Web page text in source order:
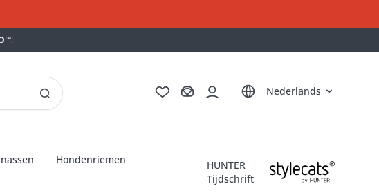
!
Deutsch
English
Français
ItalianoNederlands
Hondenriemen
HUNTER
Tijdschrift